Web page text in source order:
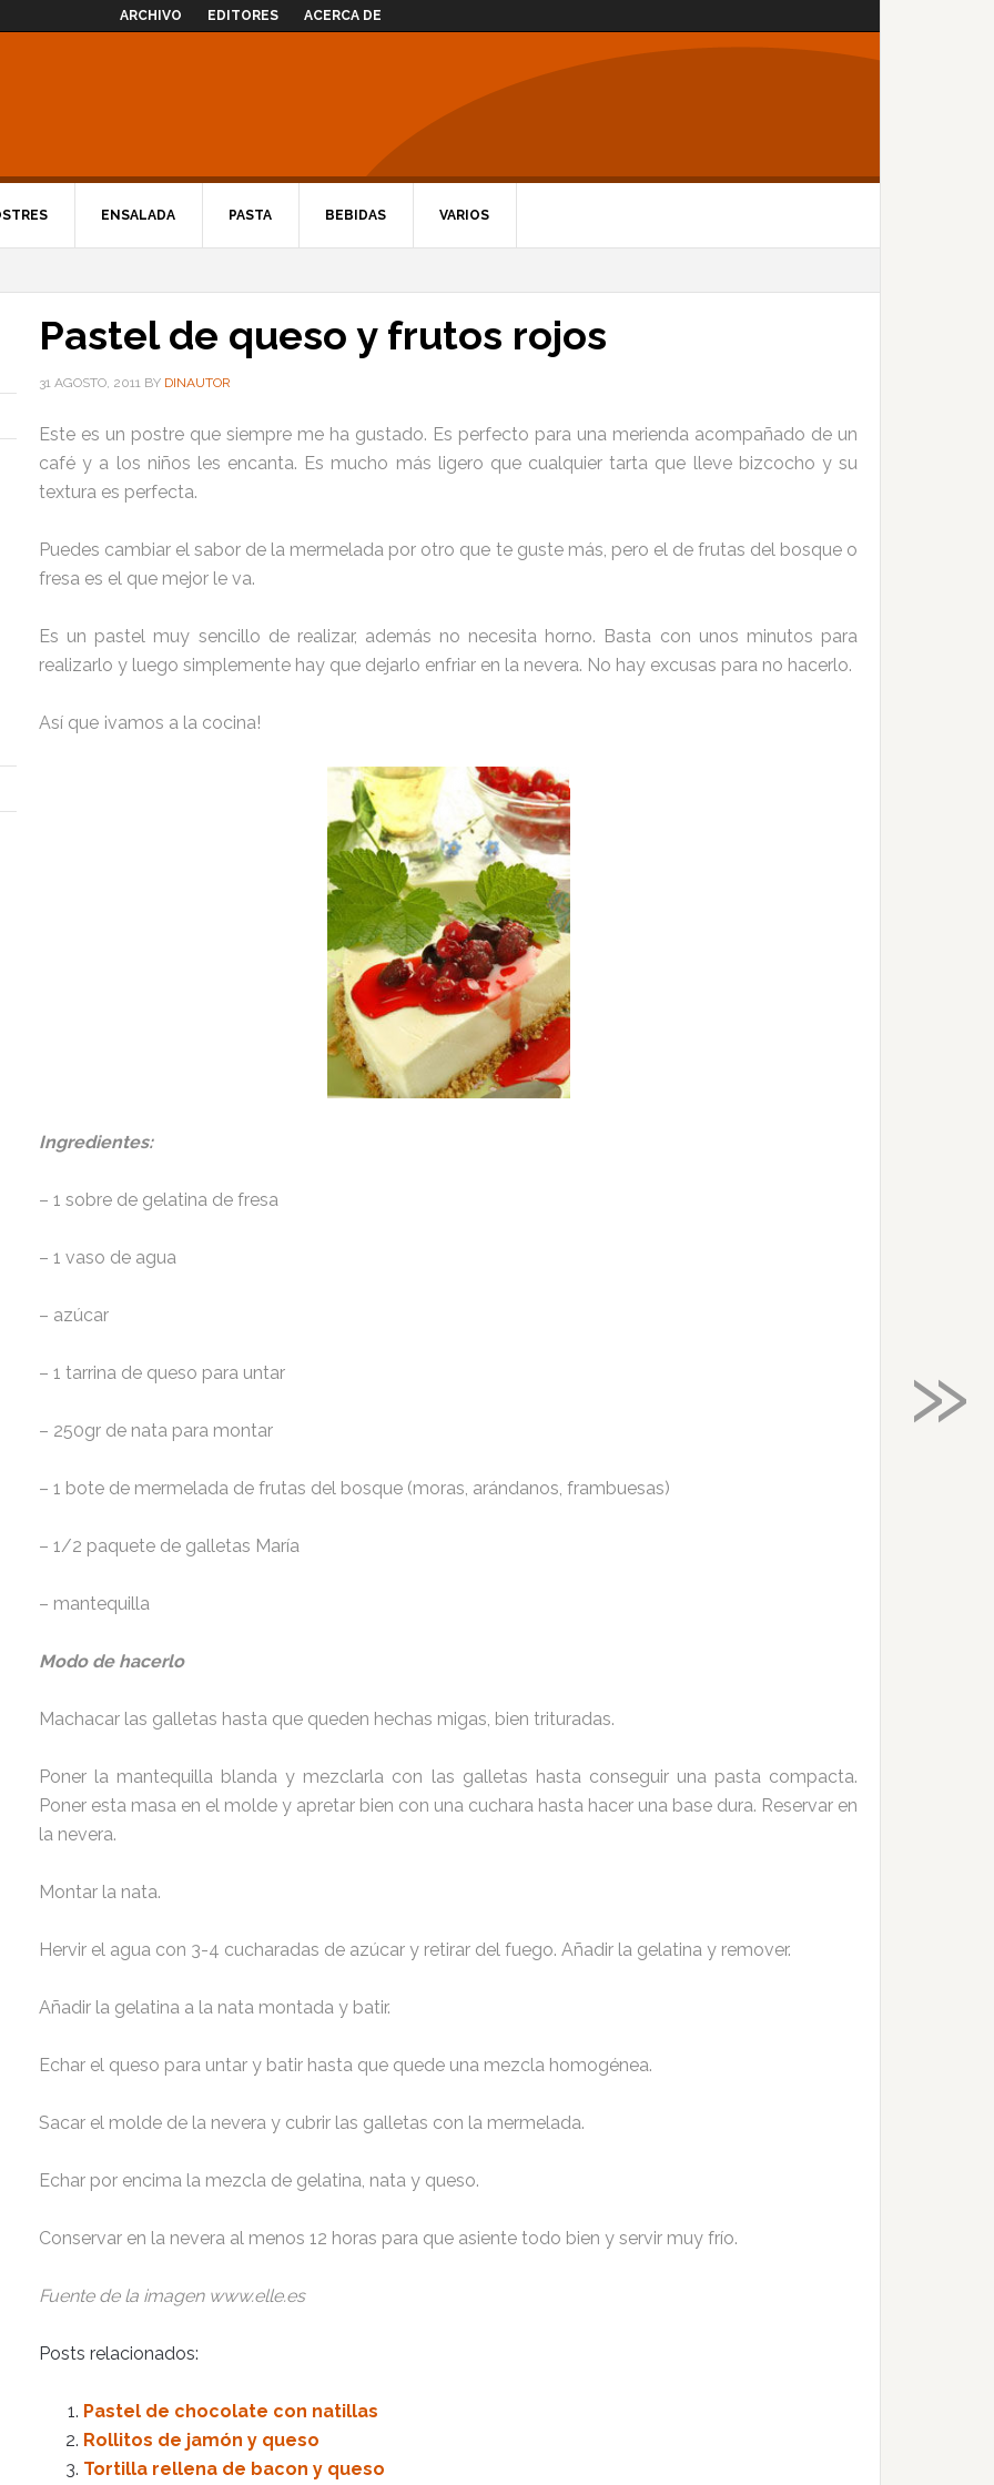
ARCHIVO EDITORES ACERCA DE
ENSALADA PASTA BEBIDAS VARIOS
Pastel de queso y frutos rojos
31 AGOSTO, 2011 BY DINAUTOR
Este es un postre que siempre me ha gustado. Es perfecto para una merienda acompañado de un
café y a los niños les encanta. Es mucho más ligero que cualquier tarta que lleve bizcocho y su
textura es perfecta.
Puedes cambiar el sabor de la mermelada por otro que te guste más, pero el de frutas del bosque o
fresa es el que mejor le va.
Es un pastel muy sencillo de realizar, además no necesita horno. Basta con unos minutos para
realizarlo y luego simplemente hay que dejarlo enfriar en la nevera. No hay excusas para no hacerlo.
Así que ¡vamos a la cocina!
Ingredientes:
– 1 sobre de gelatina de fresa
– 1 vaso de agua
– azúcar
– 1 tarrina de queso para untar
– 250gr de nata para montar
– 1 bote de mermelada de frutas del bosque (moras, arándanos, frambuesas)
– 1/2 paquete de galletas María
– mantequilla
Modo de hacerlo
Machacar las galletas hasta que queden hechas migas, bien trituradas.
Poner la mantequilla blanda y mezclarla con las galletas hasta conseguir una pasta compacta.
Poner esta masa en el molde y apretar bien con una cuchara hasta hacer una base dura. Reservar en
la nevera.
Montar la nata.
Hervir el agua con 3-4 cucharadas de azúcar y retirar del fuego. Añadir la gelatina y remover.
Añadir la gelatina a la nata montada y batir.
Echar el queso para untar y batir hasta que quede una mezcla homogénea.
Sacar el molde de la nevera y cubrir las galletas con la mermelada.
Echar por encima la mezcla de gelatina, nata y queso.
Conservar en la nevera al menos 12 horas para que asiente todo bien y servir muy frío.
Fuente de la imagen www.elle.es
Posts relacionados:
Pastel de chocolate con natillas
Rollitos de jamón y queso
Tortilla rellena de bacon y queso
»